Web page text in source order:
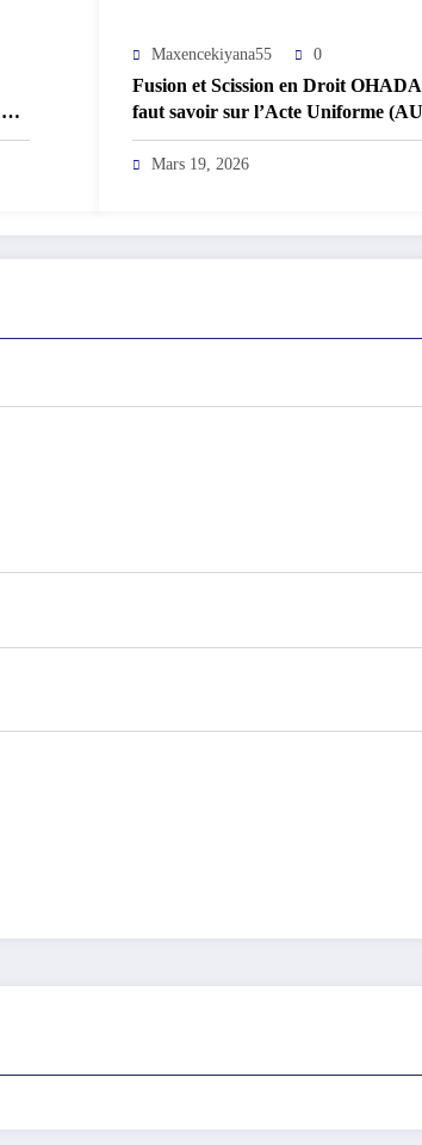
:
Maxencekiyana55 0
Fusion et Scission en Droit
faut savoir sur l’Acte Uniforme
Mars 19, 2026